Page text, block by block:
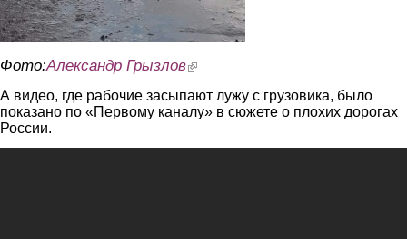
Фото:Александр Грызлов(link is external)
А видео, где рабочие засыпают лужу с грузовика, было
показано по «Первому каналу» в сюжете о плохих дорогах
России.